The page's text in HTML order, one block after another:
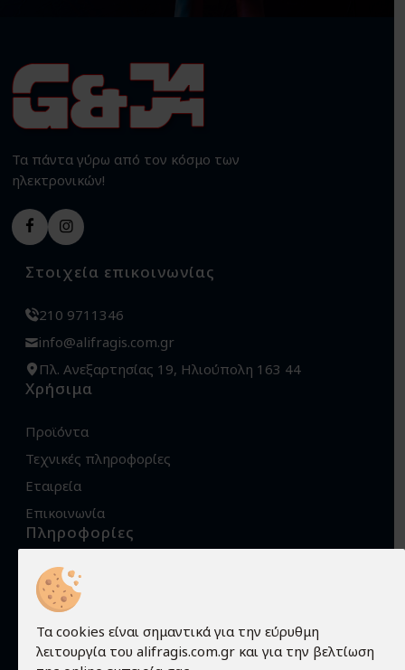
Τα πάντα γύρω από τον κόσμο των
ηλεκτρονικών!
Στοιχεία επικοινωνίας
210 9711346
info@alifragis.com.gr
Πλ. Ανεξαρτησίας 19, Ηλιούπολη 163 44
Χρήσιμα
Προϊόντα
Τεχνικές πληροφορίες
Εταιρεία
Επικοινωνία
Πληροφορίες
Όροι χρήσης
Προστασία προσωπικών δεδομένων
Πολιτική Cookies
Τρόποι αποστολής
Τα cookies είναι σημαντικά για την εύρυθμη
λειτουργία του alifragis.com.gr και για την βελτίωση